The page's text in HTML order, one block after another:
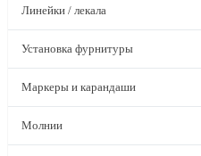
Линейки / лекала
Установка фурнитуры
Маркеры и карандаши
Молнии